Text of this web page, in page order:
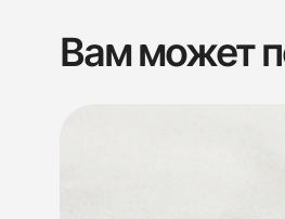
Вам может